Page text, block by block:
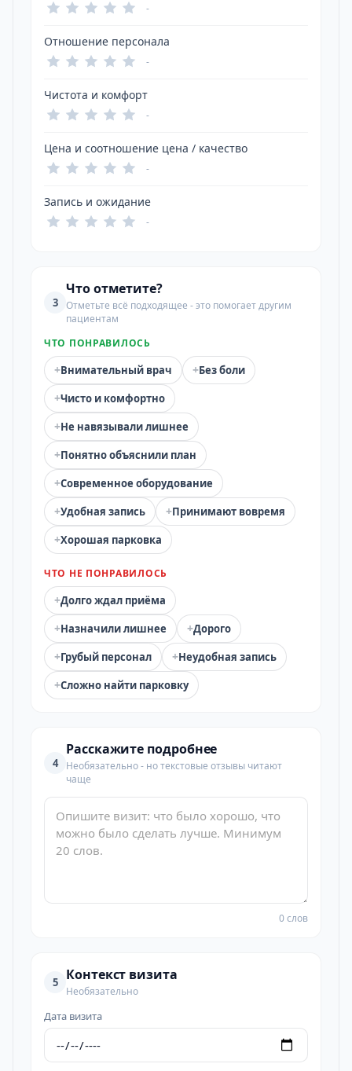
-
Отношение персонала
-
Чистота и комфорт
-
Цена и соотношение цена / качество
-
Запись и ожидание
-
3
Что отметите?
Отметьте всё подходящее - это помогает другим
пациентам
ЧТО ПОНРАВИЛОСЬ
+Внимательный врач +Без боли
+Чисто и комфортно
+Не навязывали лишнее
+Понятно объяснили план
+Современное оборудование
+Удобная запись +Принимают вовремя
+Хорошая парковка
ЧТО НЕ ПОНРАВИЛОСЬ
+Долго ждал приёма
+Назначили лишнее +Дорого
+Грубый персонал +Неудобная запись
+Сложно найти парковку
4
Расскажите подробнее
Необязательно - но текстовые отзывы читают
чаще
0 слов
5 Контекст визита
Необязательно
Дата визита